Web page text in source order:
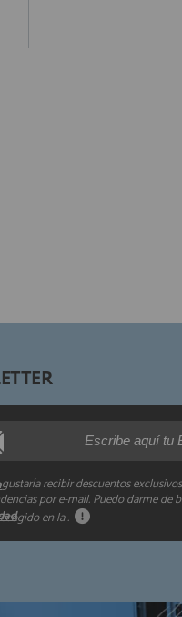
recibir descuentos
por e-mail. Puedo darme de
en la.
adicional: